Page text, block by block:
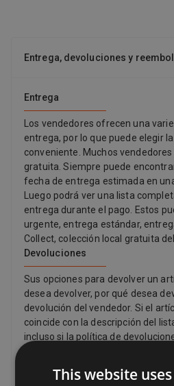
Entrega, devoluciones y
Entrega
Los vendedores ofrecen una
entrega, por lo que puede elegir
conveniente. Muchos
gratuita. Siempre puede
fecha de entrega estimada en
Luego podrá ver una lista
entrega durante el pago. Estos
urgente, entrega estándar,
Collect, colección local gratuita
Devoluciones
Sus opciones para devolver un
desea devolver, por qué desea
devolución del vendedor. Si el
coincide con la descripción del
incluso si la política de
no acepta devoluciones. Si ha
el vendedor no tiene que
This website